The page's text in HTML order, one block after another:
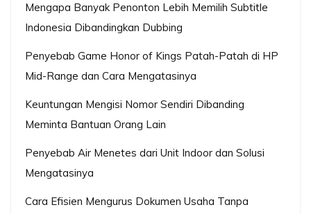
Mengapa Banyak Penonton Lebih Memilih Subtitle
Indonesia Dibandingkan Dubbing
Penyebab Game Honor of Kings Patah-Patah di HP
Mid-Range dan Cara Mengatasinya
Keuntungan Mengisi Nomor Sendiri Dibanding
Meminta Bantuan Orang Lain
Penyebab Air Menetes dari Unit Indoor dan Solusi
Mengatasinya
Cara Efisien Mengurus Dokumen Usaha Tanpa